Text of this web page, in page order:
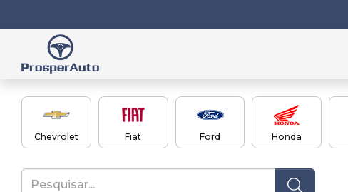
Chevrolet Fiat Ford Honda